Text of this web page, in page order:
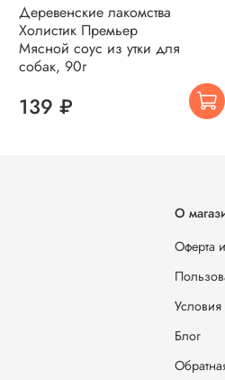
Деревенские лакомства
Холистик Премьер
Мясной соус из утки для
собак, 90г
139 ₽
О
Оферта
Условия
Блог